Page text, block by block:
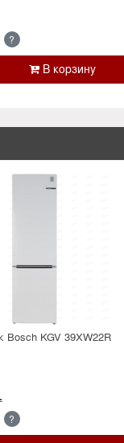
?
Bosсh KGV 39XW22R
?